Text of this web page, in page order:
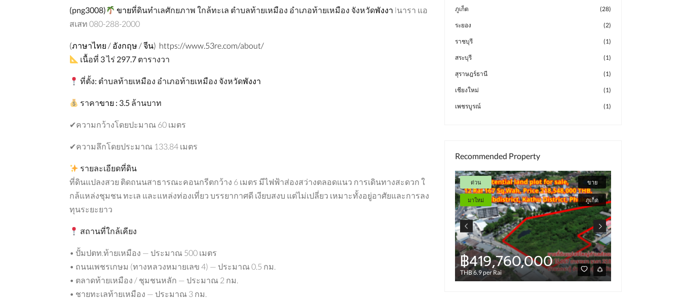
(png3008) ขายที่ดินทำเลศักยภาพ ใกล้ทะเล ตำบลท้ายเหมือง อำเภอท้ายเหมือง จังหวัดพังงา lนารา แอ
สเสท 080-288-2000
(ภาษาไทย / อังกฤษ / จีน) https://www.53re.com/about/
เนื้อที่ 3ไร่ 297.7 ตารางวา
ที่ตั้ง: ตำบลท้ายเหมือง อำเภอท้ายเหมือง จังหวัดพังงา
ราคาขาย : 3.5 ล้านบาท
✔ความกว้างโดยปะมาณ 60 เมตร
✔ความลึกโดยประมาณ 133.84 เมตร
รายละเอียดที่ดิน
ที่ดินแปลงสวย ติดถนนสาธารณะคอนกรีตกว้าง 6 เมตร มีไฟฟ้าส่องสว่างตลอดแนว การเดินทางสะดวก ใ
กล้แหล่งชุมชน ทะเล และแหล่งท่องเที่ยว บรรยากาศดี เงียบสงบ แต่ไม่เปลี่ยว เหมาะทั้งอยู่อาศัยและการลง
ทุนระยะยาว
สถานที่ใกล้เคียง
• ปั้มปตท.ท้ายเหมือง — ประมาณ 500 เมตร
• ถนนเพชรเกษม (ทางหลวงหมายเลข 4) — ประมาณ 0.5 กม.
• ตลาดท้ายเหมือง / ชุมชนหลัก — ประมาณ 2 กม.
• ชายทะเลท้ายเหมือง — ประมาณ 3 กม.
ภูเก็ต (28)
ระยอง (2)
ราชบุรี (1)
สระบุรี (1)
สุราษฎร์ธานี (1)
เชียงใหม่ (1)
เพชรบูรณ์ (1)
Recommended Property
แนะนำ ขาย
พังงา
฿28,000,000
2,405,498 THB per Rai
มาใหม่ ขาย
ชลบุรี
ด่วน
มาใหม่
ขาย
ภูเก็ต
฿419,760,000
THB 6.9 per Rai